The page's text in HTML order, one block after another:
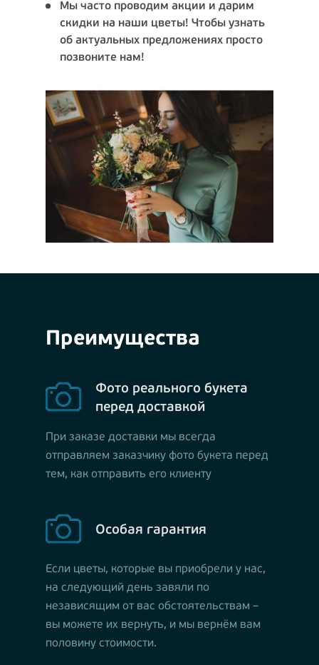
Мы часто проводим акции и дарим
скидки на наши цветы! Чтобы узнать
об актуальных предложениях просто
позвоните нам!
Преимущества
Фото реального букета
перед доставкой
При заказе доставки мы всегда
отправляем заказчику фото букета перед
тем, как отправить его клиенту
Особая гарантия
Если цветы, которые вы приобрели у нас,
на следующий день завяли по
независящим от вас обстоятельствам –
вы можете их вернуть, и мы вернём вам
половину стоимости.